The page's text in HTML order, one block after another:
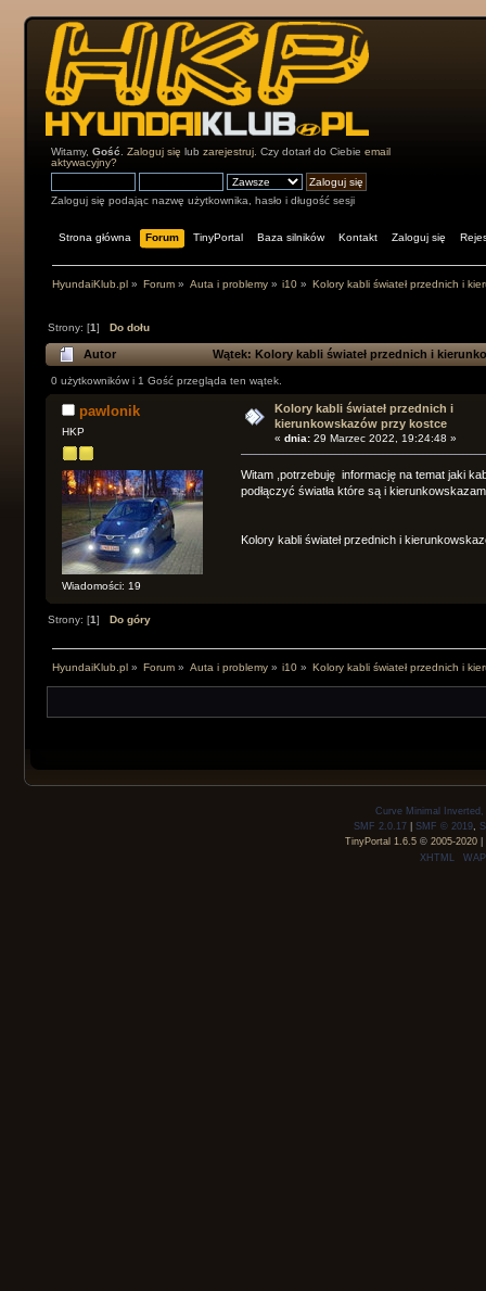
Witamy,Gość .Zaloguj się lubzarejestruj . Czy dotarł do Ciebieemail
aktywacyjny?
Zaloguj się podając nazwę użytkownika, hasło i długość sesji
Strona główna Forum TinyPortal Baza silników Kontakt Zaloguj się
HyundaiKlub.pl» Forum» Auta i problemy» i10 » Kolory kabli świateł przednich i
Strony: [1] Do dołu
Autor Wątek: Kolory kabli świateł przednich i
0 użytkowników i 1 Gość przegląda ten wątek.
pawlonik
HKP
Wiadomości: 19
Kolory kabli świateł przednich i
kierunkowskazów przy kostce
«dnia: 29 Marzec 2022, 19:24:48 »
Witam ,potrzebuję informację na temat jaki
podłączyć światła które są i
Kolory kabli świateł przednich i
Strony: [1] Do góry
HyundaiKlub.pl » Forum» Auta i problemy» i10 » Kolory kabli świateł przednich i
Curve Minimal
SMF 2.0.17 |SMF © 2019 ,
TinyPortal 1.6.5© 2005-2020|
XHTML